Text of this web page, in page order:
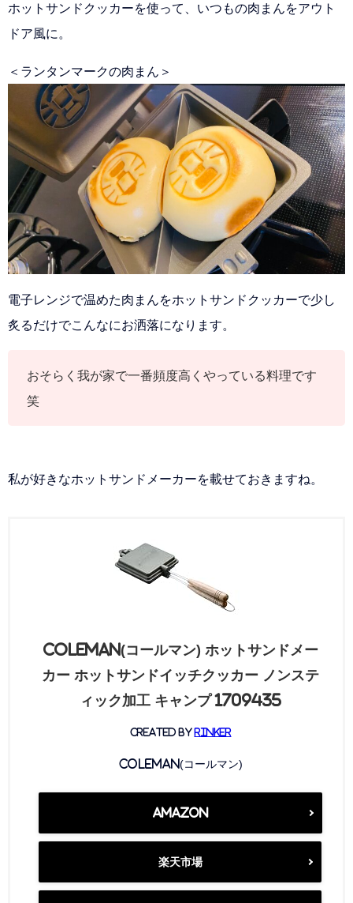
ホットサンドクッカーを使って、いつもの肉まんをアウト
ドア風に。
＜ランタンマークの肉まん＞
電子レンジで温めた肉まんをホットサンドクッカーで少し
炙るだけでこんなにお洒落になります。
おそらく我が家で一番頻度高くやっている料理です
笑
私が好きなホットサンドメーカーを載せておきますね。
Coleman(コールマン) ホットサンドメー
カー ホットサンドイッチクッカー ノンステ
ィック加工 キャンプ 1709435
created by Rinker
Coleman(コールマン)
Amazon
楽天市場